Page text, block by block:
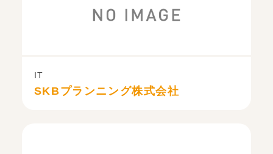
IT
SKBプランニング株式会社